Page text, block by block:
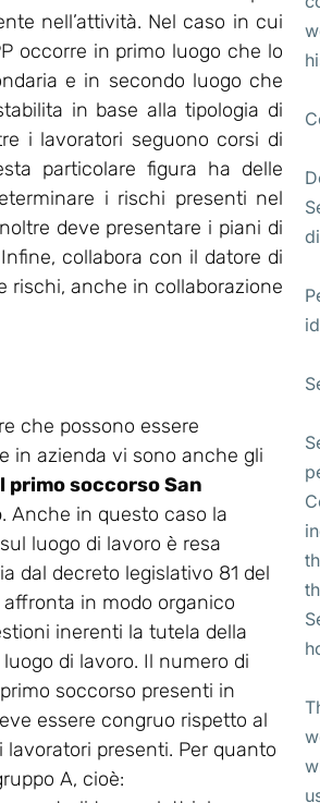
nell’attività. Nel caso in cui
occorre in primo luogo che lo
e in secondo luogo che
in base alla tipologia di
i lavoratori seguono corsi di
particolare figura ha delle
i rischi presenti nel
deve presentare i piani di
collabora con il datore di
rischi, anche in collaborazione
che possono essere
in azienda vi sono anche gli
primo soccorso San
. Anche in questo caso la
luogo di lavoro è resa
dal decreto legislativo 81 del
in modo organico
inerenti la tutela della
di lavoro. Il numero di
soccorso presenti in
essere congruo rispetto al
lavoratori presenti. Per quanto
A, cioè: